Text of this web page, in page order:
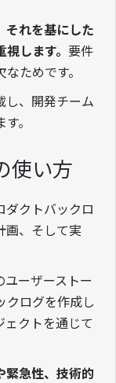
それを基にした
します。 要件
ためです。
し、開発チーム
。
使い方
ダクトバックロ
画、そして実
ユーザーストー
クログを作成し
ェクトを通じて
緊急性、技術的